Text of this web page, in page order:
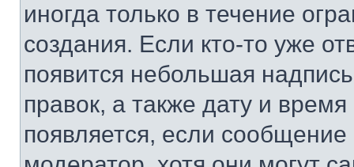
иногда только в течение
создания. Если кто-то уже
появится небольшая
правок, а также дату и
появляется, если